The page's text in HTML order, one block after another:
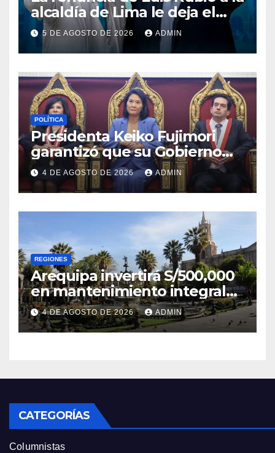
alcaldía de Lima le deja el
camino libre a Rafael López
Aliaga
5 DE AGOSTO DE 2026 ADMIN
POLÍTICA
Presidenta Keiko Fujimori
garantizó que su Gobierno
respetará la separación de
poderes
4 DE AGOSTO DE 2026 ADMIN
REGIONES
Arequipa invertirá S/500,000
en mantenimiento integral
de la Plaza de Armas
4 DE AGOSTO DE 2026 ADMIN
CATEGORÍAS
Columnistas